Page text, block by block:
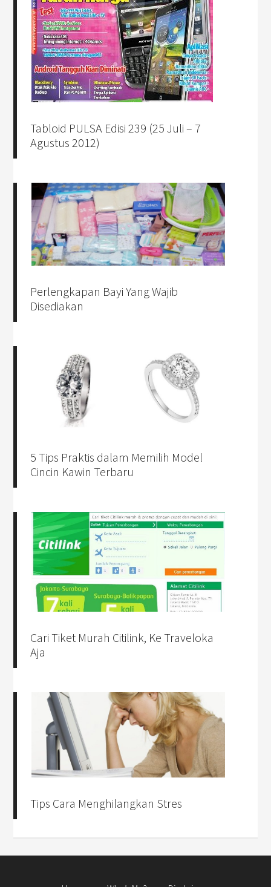
Tabloid PULSA Edisi 239 (25 Juli – 7
Agustus 2012)
Perlengkapan Bayi Yang Wajib
Disediakan
5 Tips Praktis dalam Memilih Model
Cincin Kawin Terbaru
Cari Tiket Murah Citilink, Ke Traveloka
Aja
Tips Cara Menghilangkan Stres